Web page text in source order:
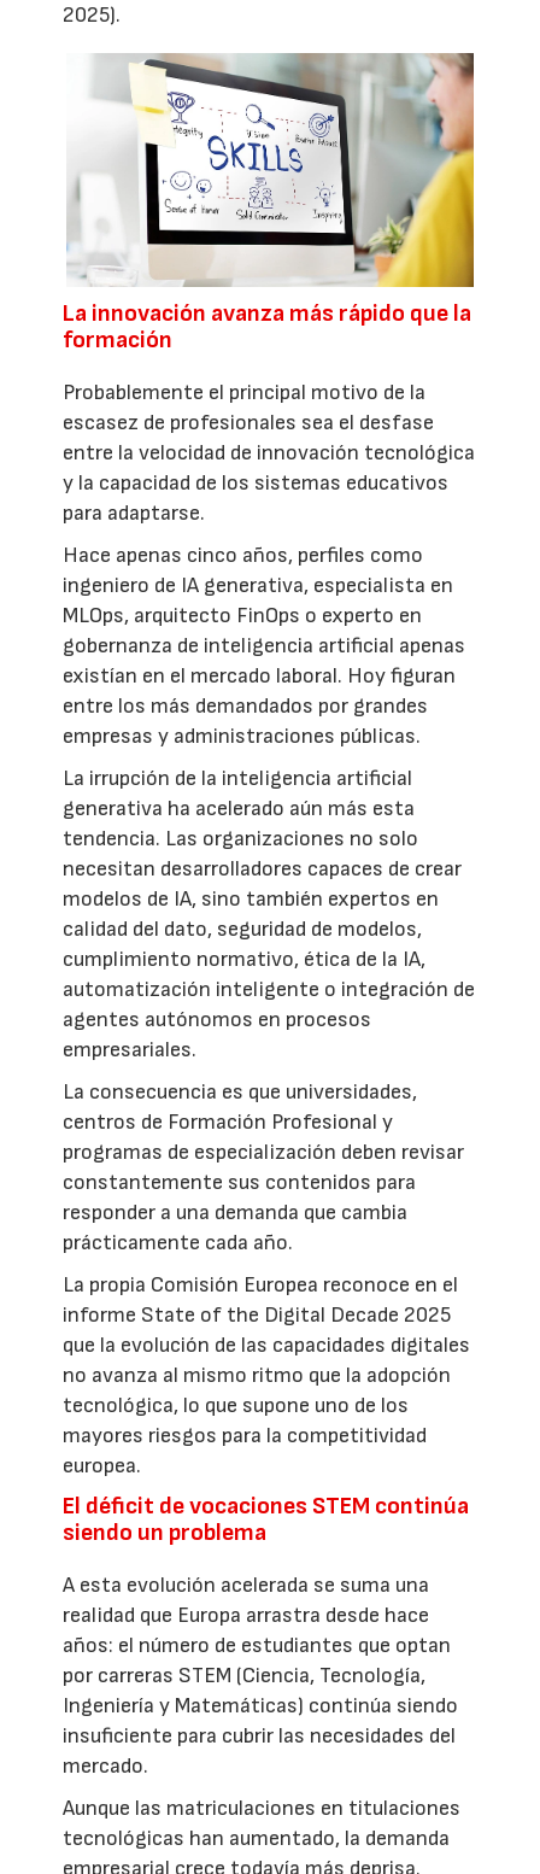
2025).
La innovación avanza más rápido que la
formación
Probablemente el principal motivo de la
escasez de profesionales sea el desfase
entre la velocidad de innovación tecnológica
y la capacidad de los sistemas educativos
para adaptarse.
Hace apenas cinco años, perfiles como
ingeniero de IA generativa, especialista en
MLOps, arquitecto FinOps o experto en
gobernanza de inteligencia artificial apenas
existían en el mercado laboral. Hoy figuran
entre los más demandados por grandes
empresas y administraciones públicas.
La irrupción de la inteligencia artificial
generativa ha acelerado aún más esta
tendencia. Las organizaciones no solo
necesitan desarrolladores capaces de crear
modelos de IA, sino también expertos en
calidad del dato, seguridad de modelos,
cumplimiento normativo, ética de la IA,
automatización inteligente o integración de
agentes autónomos en procesos
empresariales.
La consecuencia es que universidades,
centros de Formación Profesional y
programas de especialización deben revisar
constantemente sus contenidos para
responder a una demanda que cambia
prácticamente cada año.
La propia Comisión Europea reconoce en el
informe State of the Digital Decade 2025
que la evolución de las capacidades digitales
no avanza al mismo ritmo que la adopción
tecnológica, lo que supone uno de los
mayores riesgos para la competitividad
europea.
El déficit de vocaciones STEM continúa
siendo un problema
A esta evolución acelerada se suma una
realidad que Europa arrastra desde hace
años: el número de estudiantes que optan
por carreras STEM (Ciencia, Tecnología,
Ingeniería y Matemáticas) continúa siendo
insuficiente para cubrir las necesidades del
mercado.
Aunque las matriculaciones en titulaciones
tecnológicas han aumentado, la demanda
empresarial crece todavía más deprisa.